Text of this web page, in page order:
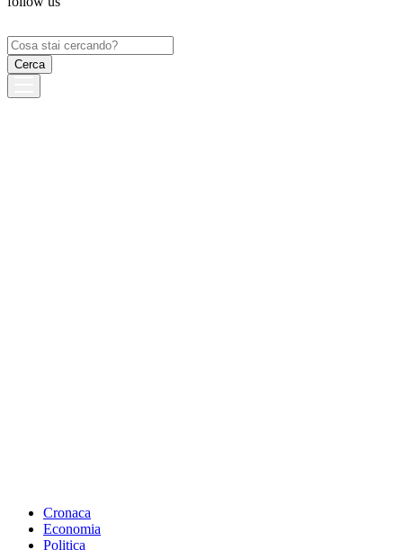
Ricerca
per:
Cronaca
Economia
Politica